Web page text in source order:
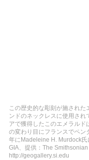
この歴史的な彫刻が施された
ンドのネックレスに使用さ
アで獲得したこのエメラル
の変わり目にフランスでペン
年にMadeleine H. Murdock
GIA、提供：The Smithsonian
http://geogallery.si.edu